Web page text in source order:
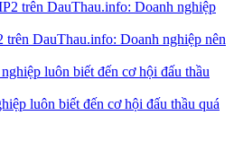
trên DauThau.info: Doanh nghiệp nên
luôn biết đến cơ hội đấu thầu quá